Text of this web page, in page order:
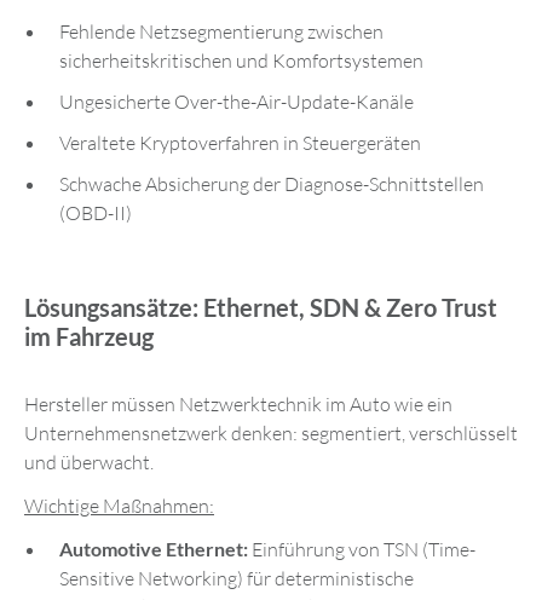
Fehlende Netzsegmentierung zwischen
sicherheitskritischen und Komfortsystemen
Ungesicherte Over-the-Air-Update-Kanäle
Veraltete Kryptoverfahren in Steuergeräten
Schwache Absicherung der Diagnose-Schnittstellen
(OBD-II)
Lösungsansätze: Ethernet, SDN & Zero Trust
im Fahrzeug
Hersteller müssen Netzwerktechnik im Auto wie ein
Unternehmensnetzwerk denken: segmentiert, verschlüsselt
und überwacht.
Wichtige Maßnahmen:
Automotive Ethernet: Einführung von TSN (Time-
Sensitive Networking) für deterministische